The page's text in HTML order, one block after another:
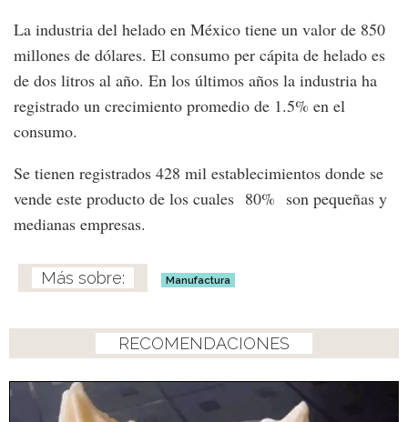
La industria del helado en México tiene un valor de 850
millones de dólares. El consumo per cápita de helado es
de dos litros al año. En los últimos años la industria ha
registrado un crecimiento promedio de 1.5% en el
consumo.
Se tienen registrados 428 mil establecimientos donde se
vende este producto de los cuales 80% son pequeñas y
medianas empresas.
Manufactura
RECOMENDACIONES